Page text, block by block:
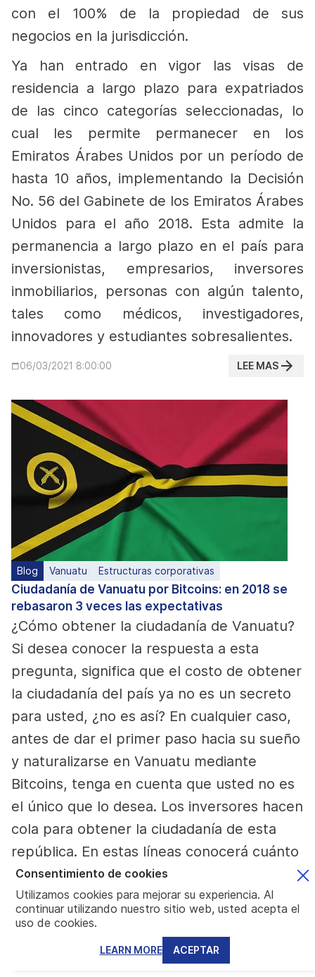
con el 100% de la propiedad de sus
negocios en la jurisdicción.
Ya han entrado en vigor las visas de
residencia a largo plazo para expatriados
de las cinco categorías seleccionadas, lo
cual les permite permanecer en los
Emiratos Árabes Unidos por un período de
hasta 10 años, implementando la Decisión
No. 56 del Gabinete de los Emiratos Árabes
Unidos para el año 2018. Esta admite la
permanencia a largo plazo en el país para
inversionistas, empresarios, inversores
inmobiliarios, personas con algún talento,
tales como médicos, investigadores,
innovadores y estudiantes sobresalientes.
06/03/2021 8:00:00 LEE MAS
Blog Vanuatu Estructuras corporativas
Ciudadanía de Vanuatu por Bitcoins: en 2018 se
rebasaron 3 veces las expectativas
¿Cómo obtener la ciudadanía de Vanuatu?
Si desea conocer la respuesta a esta
pregunta, significa que el costo de obtener
la ciudadanía del país ya no es un secreto
para usted, ¿no es así? En cualquier caso,
antes de dar el primer paso hacia su sueño
y naturalizarse en Vanuatu mediante
Bitcoins, tenga en cuenta que usted no es
el único que lo desea. Los inversores hacen
cola para obtener la ciudadanía de esta
república. En estas líneas conocerá cuánto
gana este país del Pacífico mediante la
expedición de pasaportes.
¿Cómo obtener la ciudadanía en el
extranjero sin problemas, tan rápido como
Consentimiento de cookies
Utilizamos cookies para mejorar su experiencia. Al
continuar utilizando nuestro sitio web, usted acepta el
uso de cookies.
LEARN MORE ACEPTAR